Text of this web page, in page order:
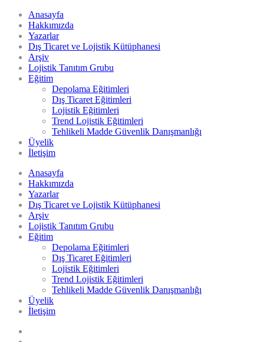
Anasayfa
Hakkımızda
Yazarlar
Dış Ticaret ve Lojistik Kütüphanesi
Arşiv
Lojistik Tanıtım Grubu
Eğitim
Depolama Eğitimleri
Dış Ticaret Eğitimleri
Lojistik Eğitimleri
Trend Lojistik Eğitimleri
Tehlikeli Madde Güvenlik Danışmanlığı
Üyelik
İletişim
Anasayfa
Hakkımızda
Yazarlar
Dış Ticaret ve Lojistik Kütüphanesi
Arşiv
Lojistik Tanıtım Grubu
Eğitim
Depolama Eğitimleri
Dış Ticaret Eğitimleri
Lojistik Eğitimleri
Trend Lojistik Eğitimleri
Tehlikeli Madde Güvenlik Danışmanlığı
Üyelik
İletişim